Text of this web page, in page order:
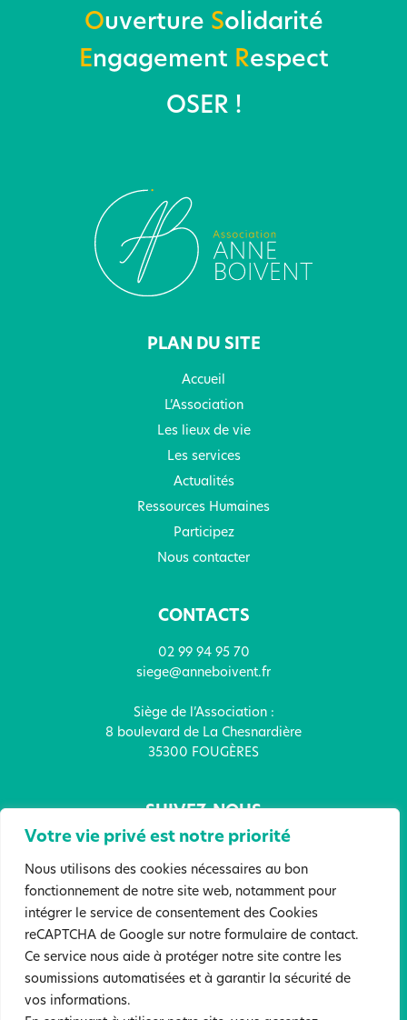
Votre vie privé est notre priorité
Nous utilisons des cookies nécessaires au bon
fonctionnement de notre site web, notamment pour
intégrer le service de consentement des Cookies
reCAPTCHA de Google sur notre formulaire de contact.
Ce service nous aide à protéger notre site contre les
soumissions automatisées et à garantir la sécurité de
vos informations.
Ouverture Solidarité
Engagement Respect
OSER !
PLAN DU SITE
Accueil
L’Association
Les lieux de vie
Les services
Actualités
Ressources Humaines
Participez
Nous contacter
CONTACTS
02 99 94 95 70
siege@anneboivent.fr
Siège de l’Association :
8 boulevard de La Chesnardière
35300 FOUGÈRES
SUIVEZ-NOUS
FAITES UN DON !
Mentions légales